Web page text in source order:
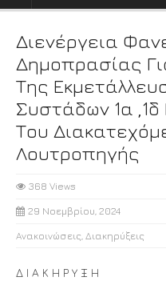
Διενέργεια
Δημοπρασίας
Της
Συστάδων 1α ,1δ
Του
Λουτροπηγής
368 Views
29 Νοεμβρίου, 2024
Ανακοινώσεις Διακηρύξεις
Δ Ι Α Κ Η Ρ Υ Ξ Η